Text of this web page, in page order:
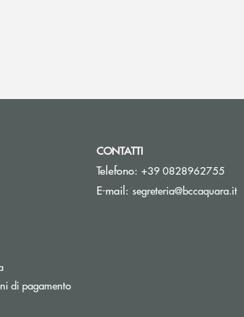
di pagamento
CONTATTI
Telefono: +39 0828962755
E-mail: segreteria@bccaquara.it